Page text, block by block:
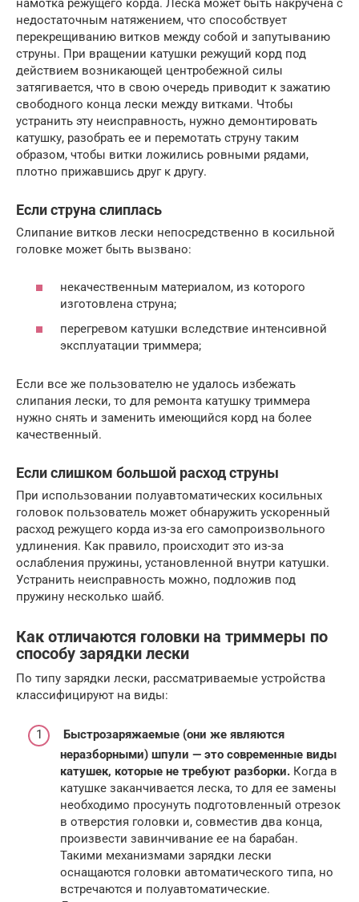
намотка режущего корда. Леска может быть накручена с
недостаточным натяжением, что способствует
перекрещиванию витков между собой и запутыванию
струны. При вращении катушки режущий корд под
действием возникающей центробежной силы
затягивается, что в свою очередь приводит к зажатию
свободного конца лески между витками. Чтобы
устранить эту неисправность, нужно демонтировать
катушку, разобрать ее и перемотать струну таким
образом, чтобы витки ложились ровными рядами,
плотно прижавшись друг к другу.
Если струна слиплась
Слипание витков лески непосредственно в косильной
головке может быть вызвано:
некачественным материалом, из которого
изготовлена струна;
перегревом катушки вследствие интенсивной
эксплуатации триммера;
Если все же пользователю не удалось избежать
слипания лески, то для ремонта катушку триммера
нужно снять и заменить имеющийся корд на более
качественный.
Если слишком большой расход струны
При использовании полуавтоматических косильных
головок пользователь может обнаружить ускоренный
расход режущего корда из-за его самопроизвольного
удлинения. Как правило, происходит это из-за
ослабления пружины, установленной внутри катушки.
Устранить неисправность можно, подложив под
пружину несколько шайб.
Как отличаются головки на триммеры по
способу зарядки лески
По типу зарядки лески, рассматриваемые устройства
классифицируют на виды:
Быстрозаряжаемые (они же являются
неразборными) шпули — это современные виды
катушек, которые не требуют разборки. Когда в
катушке заканчивается леска, то для ее замены
необходимо просунуть подготовленный отрезок
в отверстия головки и, совместив два конца,
произвести завинчивание ее на барабан.
Такими механизмами зарядки лески
оснащаются головки автоматического типа, но
встречаются и полуавтоматические.